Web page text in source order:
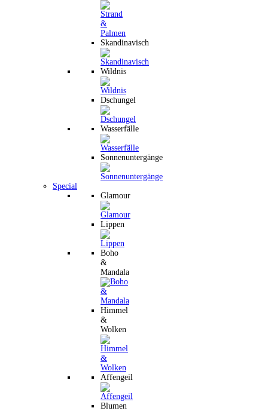
Skandinavisch
Wildnis
Dschungel
Wasserfälle
Sonnenuntergänge
Special
Glamour
Lippen
Boho
&
Mandala
Himmel
&
Wolken
Affengeil
Blumen